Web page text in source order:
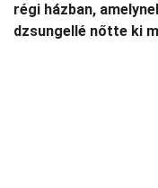
régi házban,
dzsungellé nőtte ki